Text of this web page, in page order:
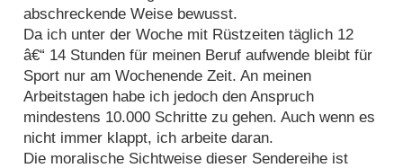
abschreckende Weise bewusst.
Da ich unter der Woche mit Rüstzeiten täglich 12
â€“ 14 Stunden für meinen Beruf aufwende bleibt für
Sport nur am Wochenende Zeit. An meinen
Arbeitstagen habe ich jedoch den Anspruch
mindestens 10.000 Schritte zu gehen. Auch wenn es
nicht immer klappt, ich arbeite daran.
Die moralische Sichtweise dieser Sendereihe ist